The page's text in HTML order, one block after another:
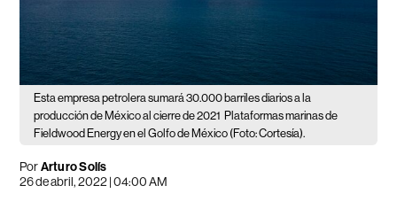
Esta empresa petrolera sumará 30.000 barriles diarios a la
producción de México al cierre de 2021 Plataformas marinas de
Fieldwood Energy en el Golfo de México (Foto: Cortesía).
PorArturo Solís
26 de abril, 2022 | 04:00 AM